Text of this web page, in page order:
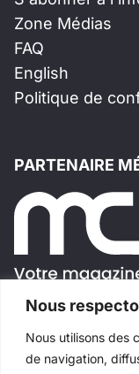
Nous
Nous utilisons des
de navigation,
Zone Médias
FAQ
English
Politique de
PARTENAIRE
SUIVEZ-NOUS!